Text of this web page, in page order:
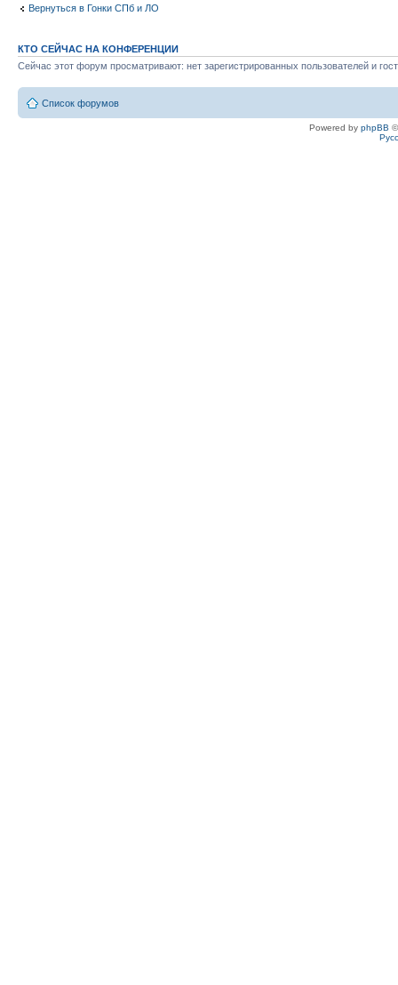
Вернуться в Гонки СПб и ЛО
КТО СЕЙЧАС НА КОНФЕРЕНЦИИ
Сейчас этот форум просматривают: нет зарегистрированных пользователей и
Список форумов
Powered by phpBB